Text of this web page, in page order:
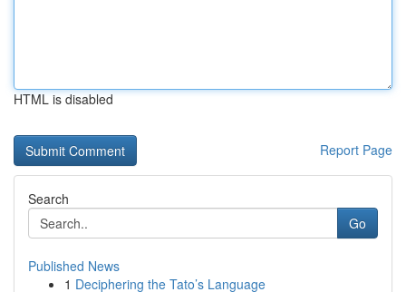
HTML is disabled
Report Page
Search
Go
Published News
1 Deciphering the Tato’s Language